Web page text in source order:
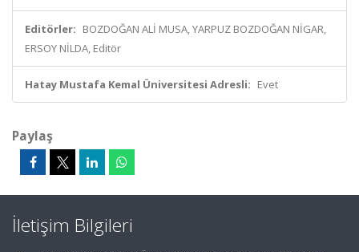
Editörler: BOZDOĞAN ALİ MUSA, YARPUZ BOZDOĞAN NİGAR,
ERSOY NİLDA, Editör
Hatay Mustafa Kemal Üniversitesi Adresli: Evet
Paylaş
İletişim Bilgileri